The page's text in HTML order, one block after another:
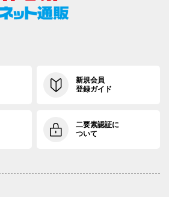
新規会員
登録ガイド
二要素認証に
ついて